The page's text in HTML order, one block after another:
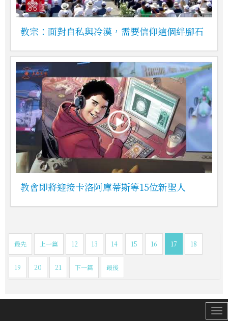
教宗：面對自私與冷漠，需要信仰這個絆腳石
教會即將迎接卡洛阿庫蒂斯等15位新聖人
最先 上一篇 12 13 14 15 16 17 18
19 20 21 下一篇 最後